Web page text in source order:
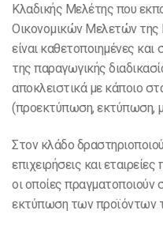
Κλαδικής Μελέτης που
Οικονομικών Μελετών της
είναι καθετοποιημένες
της παραγωγικής
αποκλειστικά με κάποιο
(προεκτύπωση, εκτύπωση,
Στον κλάδο
επιχειρήσεις και
οι οποίες πραγματοποιούν
εκτύπωση των προϊόντων